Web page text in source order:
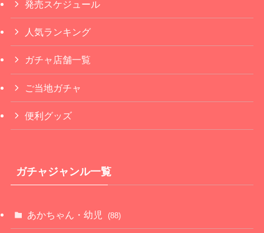
発売スケジュール
人気ランキング
ガチャ店舗一覧
ご当地ガチャ
便利グッズ
ガチャジャンル一覧
あかちゃん・幼児 (88)